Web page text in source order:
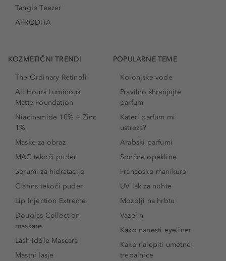
Tangle Teezer
AFRODITA
KOZMETIČNI TRENDI
The Ordinary Retinoli
All Hours Luminous
Matte Foundation
Niacinamide 10% + Zinc
1%
Maske za obraz
MAC tekoči puder
Serumi za hidratacijo
Clarins tekoči puder
Lip Injection Extreme
Douglas Collection
maskare
Lash Idôle Mascara
Mastni lasje
POPULARNE TEME
Kolonjske vode
Pravilno shranjujte
parfum
Kateri parfum mi
ustreza?
Arabski parfumi
Sončne opekline
Francosko manikuro
UV lak za nohte
Mozolji na hrbtu
Vazelin
Kako nanesti eyeliner
Kako nalepiti umetne
trepalnice